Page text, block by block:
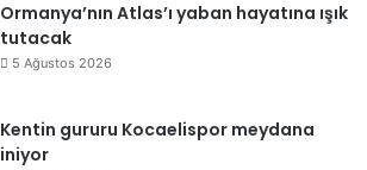
Ormanya’nın Atlas’ı yaban hayatına ışık
tutacak
5 Ağustos 2026
Kentin gururu Kocaelispor meydana
iniyor